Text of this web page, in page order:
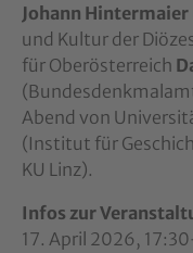
Johann Hintermaier
und Kultur der
für Oberösterreich
Abend von
(Institut für
KU Linz).
Infos zur
17. April 2026,